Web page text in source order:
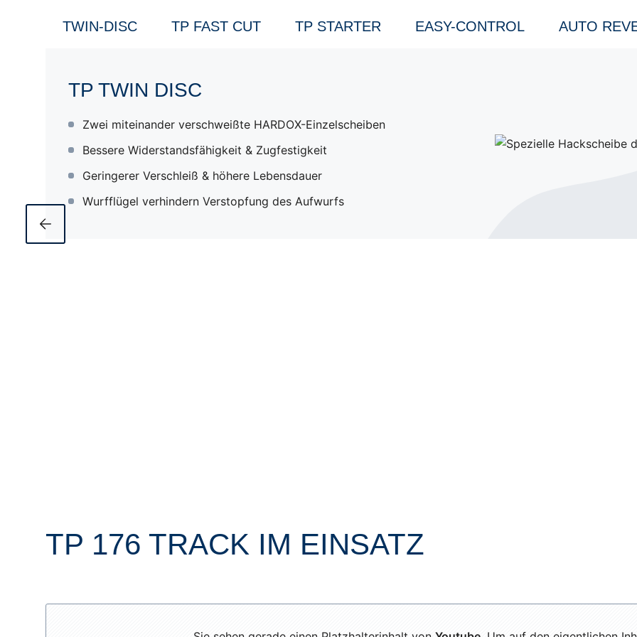
TWIN-DISC TP FAST CUT TP STARTER EASY-CONTROL AUTO
TP TWIN DISC
Zwei miteinander verschweißte HARDOX-Einzelscheiben
Bessere Widerstandsfähigkeit & Zugfestigkeit
Geringerer Verschleiß & höhere Lebensdauer
Wurfflügel verhindern Verstopfung des Aufwurfs
TP 176 TRACK IM EINSATZ